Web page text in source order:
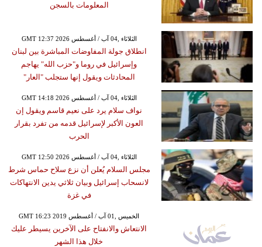
المعلومات بالسجن
GMT 12:37 2026 الثلاثاء ,04 آب / أغسطس
انطلاق جولة المفاوضات المباشرة بين لبنان
وإسرائيل في روما و"حزب الله" يهاجم
المحادثات ويقول إنها ستجلب "العار"
GMT 14:18 2026 الثلاثاء ,04 آب / أغسطس
نواف سلام يرد على نعيم قاسم ويقول إن
العون الأكبر لإسرائيل قدمه من تفرد بقرار
الحرب
GMT 12:50 2026 الثلاثاء ,04 آب / أغسطس
مجلس السلام يُعلن أن نزع سلاح حماس شرط
لانسحاب إسرائيل وبيان ثلاثي يدين الانتهاكات
في غزة
GMT 16:23 2019 الخميس ,01 آب / أغسطس
الانتعاش والانفتاح على الآخرين يسيطر عليك
خلال هذا الشهر